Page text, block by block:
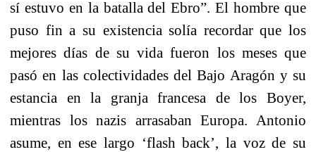
sí estuvo en la batalla del Ebro”. El hombre que
puso fin a su existencia solía recordar que los
mejores días de su vida fueron los meses que
pasó en las colectividades del Bajo Aragón y su
estancia en la granja francesa de los Boyer,
mientras los nazis arrasaban Europa. Antonio
asume, en ese largo ‘flash back’, la voz de su